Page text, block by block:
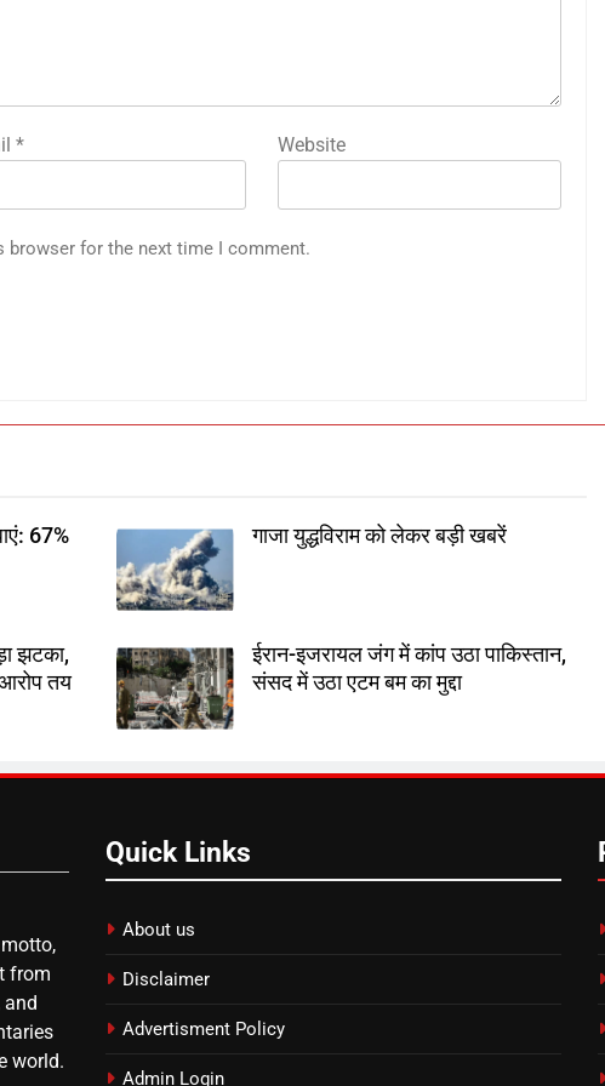
* Website
browser for the next time I comment.
67%
गाजा युद्धविराम को लेकर बड़ी खबरें
झटका,
आरोप तय
ईरान-इजरायल जंग में कांप उठा पाकिस्तान,
संसद में उठा एटम बम का मुद्दा
from
world.
Quick Links
About us
Disclaimer
Advertisment Policy
Admin Login